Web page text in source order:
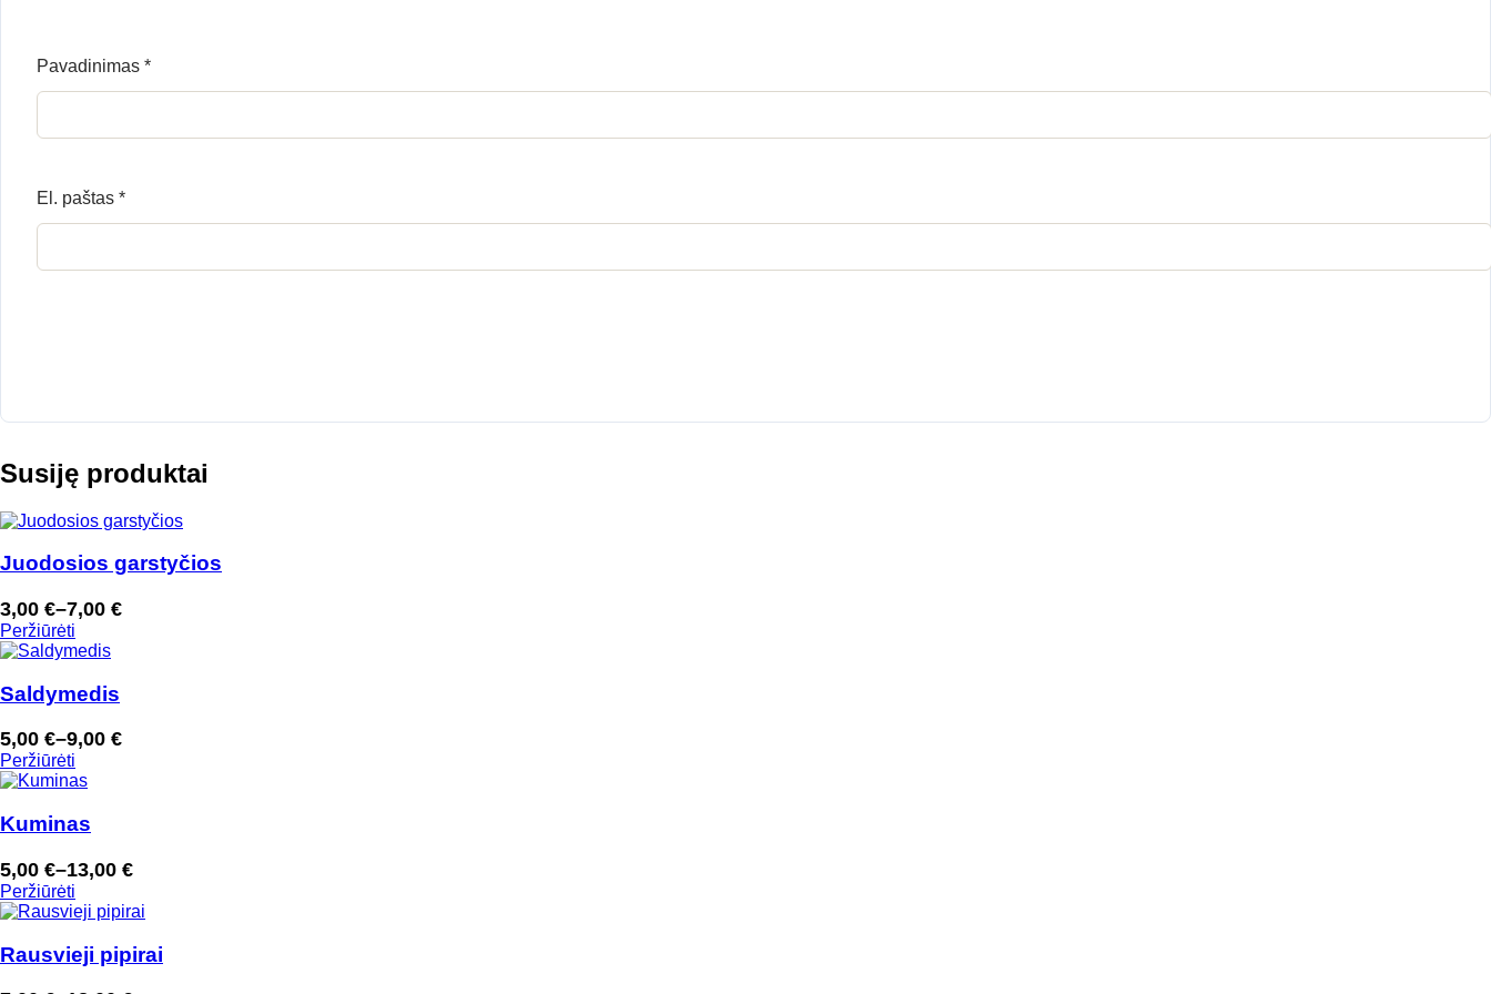
Pavadinimas *
El. paštas *
Susiję produktai
Juodosios garstyčios
3,00 €–7,00 €
Price
range:
through
Peržiūrėti
Saldymedis
5,00 €–9,00 €
Price
range:
through
Peržiūrėti
Kuminas
5,00 €–13,00 €
Price
range:
through
Peržiūrėti
Rausvieji pipirai